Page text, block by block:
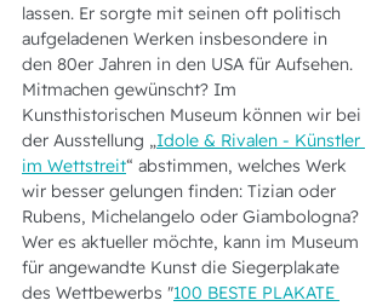
lassen. Er sorgte mit seinen oft politisch
aufgeladenen Werken insbesondere in
den 80er Jahren in den USA für Aufsehen.
Mitmachen gewünscht? Im
Kunsthistorischen Museum können wir bei
der Ausstellung „Idole & Rivalen - Künstler
im Wettstreit“ abstimmen, welches Werk
wir besser gelungen finden: Tizian oder
Rubens, Michelangelo oder Giambologna?
Wer es aktueller möchte, kann im Museum
für angewandte Kunst die Siegerplakate
des Wettbewerbs "100 BESTE PLAKATE